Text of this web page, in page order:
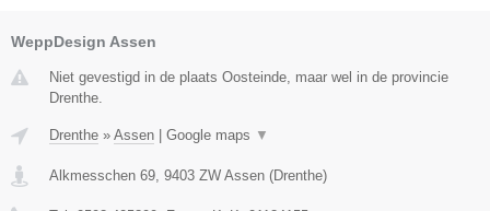
WeppDesign Assen
Niet gevestigd in de plaats Oosteinde, maar wel in de provincie
Drenthe.
Drenthe » Assen Google maps ▼
Alkmesschen 69 9403 ZW Assen (Drenthe)